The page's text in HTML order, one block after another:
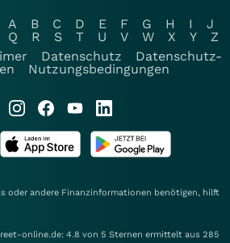
A B C D E F G H I
J
Q R S T U V W X Y
Z
Datenschutz
Datenschutz-
Nutzungsbedingungen
oder andere Finanzinformationen benötigen, hilft
online.de: 4.8 von 5 Sternen ermittelt aus 285